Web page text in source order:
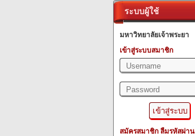
ระบบผู้ใช้
มหาวิทยาลัยเจ้าพระยา
เข้าสู่ระบบสมาชิก
สมัครสมาชิก ลืมรหัสผ่าน